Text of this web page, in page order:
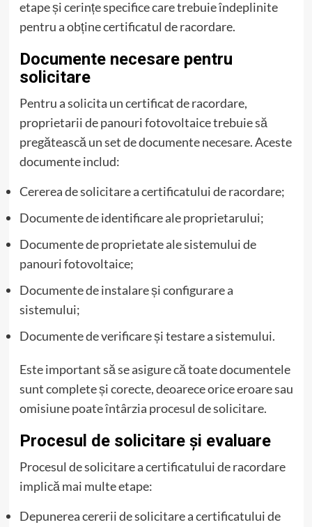
etape și cerințe specifice care trebuie îndeplinite
pentru a obține certificatul de racordare.
Documente necesare pentru
solicitare
Pentru a solicita un certificat de racordare,
proprietarii de panouri fotovoltaice trebuie să
pregătească un set de documente necesare. Aceste
documente includ:
Cererea de solicitare a certificatului de racordare;
Documente de identificare ale proprietarului;
Documente de proprietate ale sistemului de
panouri fotovoltaice;
Documente de instalare și configurare a
sistemului;
Documente de verificare și testare a sistemului.
Este important să se asigure că toate documentele
sunt complete și corecte, deoarece orice eroare sau
omisiune poate întârzia procesul de solicitare.
Procesul de solicitare și evaluare
Procesul de solicitare a certificatului de racordare
implică mai multe etape:
Depunerea cererii de solicitare a certificatului de